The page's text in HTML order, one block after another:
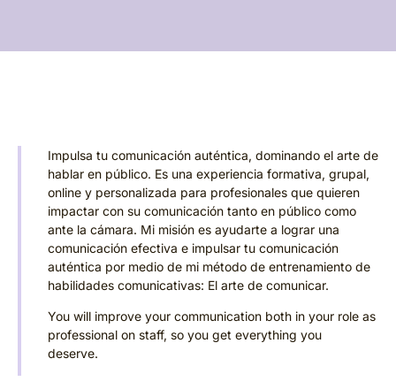
Impulsa tu comunicación auténtica, dominando el arte de
hablar en público. Es una experiencia formativa, grupal,
online y personalizada para profesionales que quieren
impactar con su comunicación tanto en público como
ante la cámara. Mi misión es ayudarte a lograr una
comunicación efectiva e impulsar tu comunicación
auténtica por medio de mi método de entrenamiento de
habilidades comunicativas: El arte de comunicar.
You will improve your communication both in your role as
professional on staff, so you get everything you
deserve.